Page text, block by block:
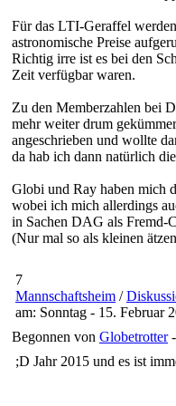
Für das LTI-Geraffel
astronomische Preise
Richtig irre ist es bei den
Zeit verfügbar waren.
Zu den Memberzahlen bei
mehr weiter drum
angeschrieben und wollte
da hab ich dann natürlich
Globi und Ray haben mich
wobei ich mich allerdings
in Sachen DAG als Fremd-
(Nur mal so als kleinen
7
Mannschaftsheim /
am: Sonntag - 15. Februar
Begonnen von Globetrotter-
;D Jahr 2015 und es ist